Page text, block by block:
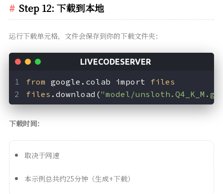
Step 12: 下载到本地
运行下载单元格，文件会保存到你的下载文件夹：
from google.colab import files
files .download("model/
下载时间：
取决于网速
本示例总共约25分钟（生成+下载）